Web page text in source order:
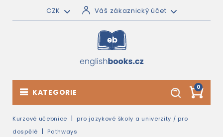
CZK Váš zákaznický účet
0
KATEGORIE
Kurzové učebnice
pro jazykové školy a univerzity / pro
dospělé
Pathways